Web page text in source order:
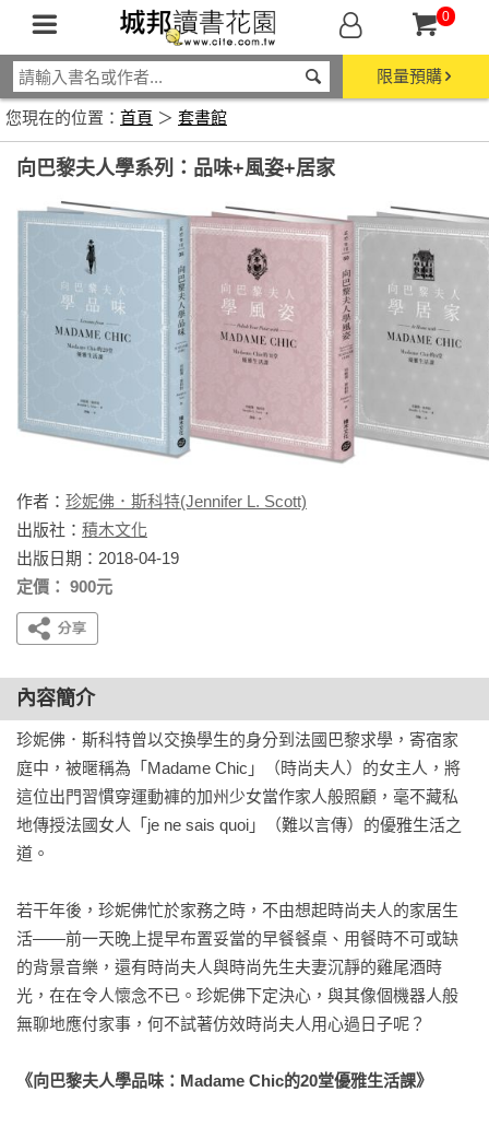
0
限量預購
您現在的位置： 首頁 ＞ 套書館
向巴黎夫人學系列：品味+風姿+居家
作者： 珍妮佛．斯科特(Jennifer L. Scott)
出版社： 積木文化
出版日期：2018-04-19
定價： 900元
內容簡介
珍妮佛．斯科特曾以交換學生的身分到法國巴黎求學，寄宿家
庭中，被暱稱為「Madame Chic」（時尚夫人）的女主人，將
這位出門習慣穿運動褲的加州少女當作家人般照顧，毫不藏私
地傳授法國女人「je ne sais quoi」（難以言傳）的優雅生活之
道。
若干年後，珍妮佛忙於家務之時，不由想起時尚夫人的家居生
活——前一天晚上提早布置妥當的早餐餐桌、用餐時不可或缺
的背景音樂，還有時尚夫人與時尚先生夫妻沉靜的雞尾酒時
光，在在令人懷念不已。珍妮佛下定決心，與其像個機器人般
無聊地應付家事，何不試著仿效時尚夫人用心過日子呢？
《向巴黎夫人學品味：Madame Chic的20堂優雅生活課》